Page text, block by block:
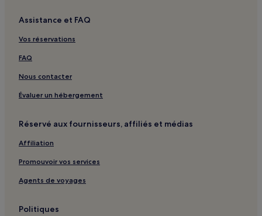
Assistance et FAQ
Vos réservations
FAQ
Nous contacter
Évaluer un hébergement
Réservé aux fournisseurs, affiliés et médias
Affiliation
Promouvoir vos services
Agents de voyages
Politiques